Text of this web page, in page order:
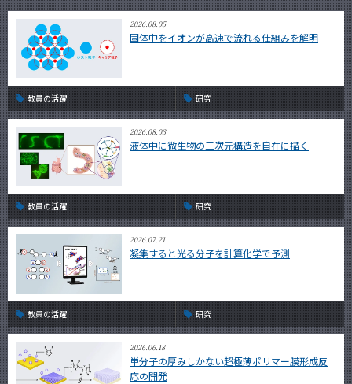
2026.08.05
固体中をイオンが高速で流れる仕組みを解明
教員の活躍 研究
2026.08.03
液体中に微生物の三次元構造を自在に描く
教員の活躍 研究
2026.07.21
凝集すると光る分子を計算化学で予測
教員の活躍 研究
2026.06.18
単分子の厚みしかない超極薄ポリマー膜形成反
応の開発